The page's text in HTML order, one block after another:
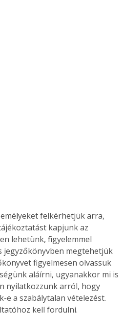
felkérhetjük arra,
kapjunk az
lehetünk, figyelemmel
jegyzőkönyvben megtehetjük
figyelmesen olvassuk
aláírni, ugyanakkor mi is
nyilatkozzunk arról, hogy
a szabálytalan vételezést.
kell fordulni.